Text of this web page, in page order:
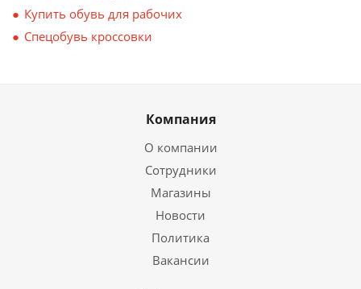
Купить обувь для рабочих
Спецобувь кроссовки
Компания
О компании
Сотрудники
Магазины
Новости
Политика
Вакансии